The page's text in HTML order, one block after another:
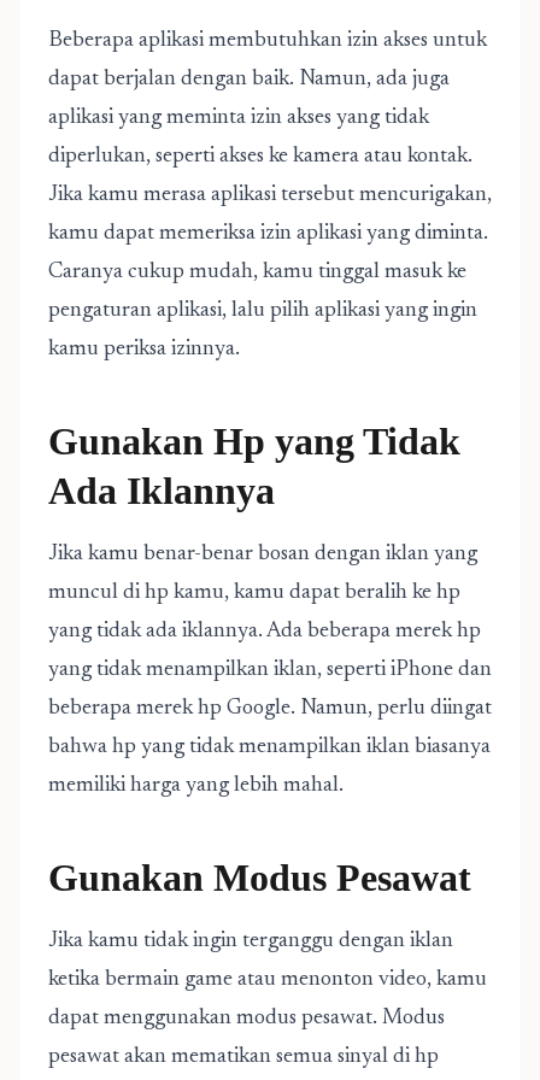
Beberapa aplikasi membutuhkan izin akses untuk
dapat berjalan dengan baik. Namun, ada juga
aplikasi yang meminta izin akses yang tidak
diperlukan, seperti akses ke kamera atau kontak.
Jika kamu merasa aplikasi tersebut mencurigakan,
kamu dapat memeriksa izin aplikasi yang diminta.
Caranya cukup mudah, kamu tinggal masuk ke
pengaturan aplikasi, lalu pilih aplikasi yang ingin
kamu periksa izinnya.
Gunakan Hp yang Tidak
Ada Iklannya
Jika kamu benar-benar bosan dengan iklan yang
muncul di hp kamu, kamu dapat beralih ke hp
yang tidak ada iklannya. Ada beberapa merek hp
yang tidak menampilkan iklan, seperti iPhone dan
beberapa merek hp Google. Namun, perlu diingat
bahwa hp yang tidak menampilkan iklan biasanya
memiliki harga yang lebih mahal.
Gunakan Modus Pesawat
Jika kamu tidak ingin terganggu dengan iklan
ketika bermain game atau menonton video, kamu
dapat menggunakan modus pesawat. Modus
pesawat akan mematikan semua sinyal di hp